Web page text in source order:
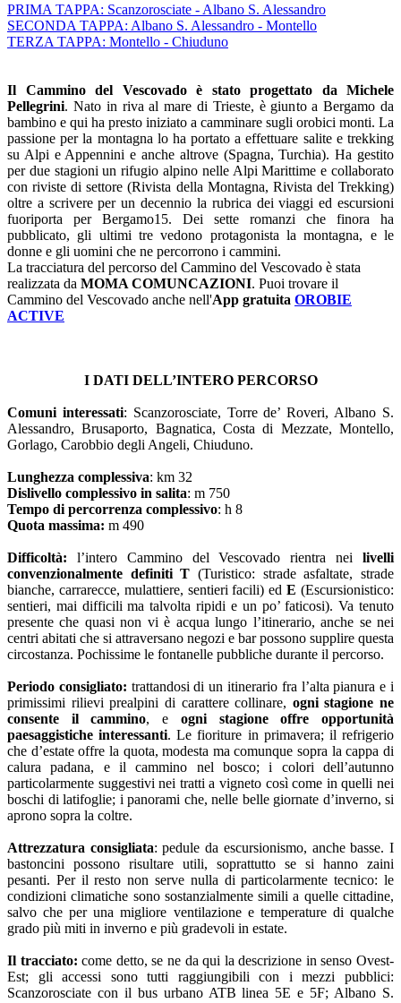
PRIMA TAPPA: Scanzorosciate - Albano S. Alessandro
SECONDA TAPPA: Albano S. Alessandro - Montello
TERZA TAPPA: Montello - Chiuduno
Il Cammino del Vescovado è stato progettato da Michele
Pellegrini. Nato in riva al mare di Trieste, è giunto a Bergamo da
bambino e qui ha presto iniziato a camminare sugli orobici monti. La
passione per la montagna lo ha portato a effettuare salite e trekking
su Alpi e Appennini e anche altrove (Spagna, Turchia). Ha gestito
per due stagioni un rifugio alpino nelle Alpi Marittime e collaborato
con riviste di settore (Rivista della Montagna, Rivista del Trekking)
oltre a scrivere per un decennio la rubrica dei viaggi ed escursioni
fuoriporta per Bergamo15. Dei sette romanzi che finora ha
pubblicato, gli ultimi tre vedono protagonista la montagna, e le
donne e gli uomini che ne percorrono i cammini.
La tracciatura del percorso del Cammino del Vescovado è stata
realizzata da MOMA COMUNCAZIONI. Puoi trovare il
Cammino del Vescovado anche nell'App gratuita OROBIE
ACTIVE
I DATI DELL’INTERO PERCORSO
Comuni interessati: Scanzorosciate, Torre de’ Roveri, Albano S.
Alessandro, Brusaporto, Bagnatica, Costa di Mezzate, Montello,
Gorlago, Carobbio degli Angeli, Chiuduno.
Lunghezza complessiva: km 32
Dislivello complessivo in salita: m 750
Tempo di percorrenza complessivo: h 8
Quota massima: m 490
Difficoltà: l’intero Cammino del Vescovado rientra nei livelli
convenzionalmente definiti T (Turistico: strade asfaltate, strade
bianche, carrarecce, mulattiere, sentieri facili) ed E(Escursionistico:
sentieri, mai difficili ma talvolta ripidi e un po’ faticosi). Va tenuto
presente che quasi non vi è acqua lungo l’itinerario, anche se nei
centri abitati che si attraversano negozi e bar possono supplire questa
circostanza. Pochissime le fontanelle pubbliche durante il percorso.
Periodo consigliato: trattandosi di un itinerario fra l’alta pianura e i
primissimi rilievi prealpini di carattere collinare, ogni stagione ne
consente il cammino, e ogni stagione offre opportunità
paesaggistiche interessanti. Le fioriture in primavera; il refrigerio
che d’estate offre la quota, modesta ma comunque sopra la cappa di
calura padana, e il cammino nel bosco; i colori dell’autunno
particolarmente suggestivi nei tratti a vigneto così come in quelli nei
boschi di latifoglie; i panorami che, nelle belle giornate d’inverno, si
aprono sopra la coltre.
Attrezzatura consigliata: pedule da escursionismo, anche basse. I
bastoncini possono risultare utili, soprattutto se si hanno zaini
pesanti. Per il resto non serve nulla di particolarmente tecnico: le
condizioni climatiche sono sostanzialmente simili a quelle cittadine,
salvo che per una migliore ventilazione e temperature di qualche
grado più miti in inverno e più gradevoli in estate.
Il tracciato: come detto, se ne da qui la descrizione in senso Ovest-
Est; gli accessi sono tutti raggiungibili con i mezzi pubblici:
Scanzorosciate con il bus urbano ATB linea 5E e 5F; Albano S.